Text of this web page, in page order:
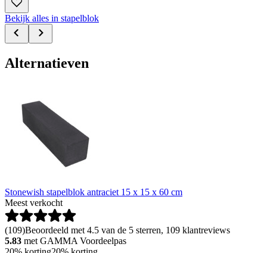
Bekijk alles in stapelblok
Alternatieven
Stonewish stapelblok antraciet 15 x 15 x 60 cm
Meest verkocht
(109)Beoordeeld met 4.5 van de 5 sterren, 109 klantreviews
5.83 met GAMMA Voordeelpas